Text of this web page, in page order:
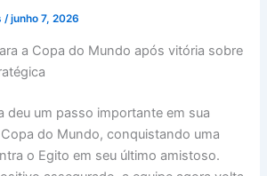
/junho 7, 2026
a Copa do Mundo após vitória sobre
deu um passo importante em sua
do Mundo, conquistando uma
o Egito em seu último amistoso.